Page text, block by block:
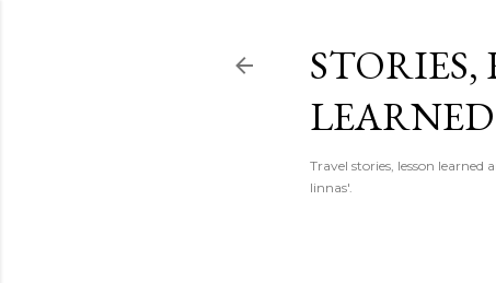
LEARNED
Travel stories, lesson
linnas'.